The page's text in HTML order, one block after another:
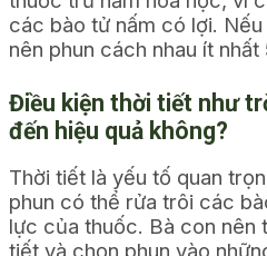
các bào tử nấm có lợi.
nên phun cách nhau ít nhất
Điều kiện thời tiết như
đến hiệu quả không?
Thời tiết là yếu tố quan
phun có thể rửa trôi các
lực của thuốc. Bà con nên
tiết và chọn phun vào